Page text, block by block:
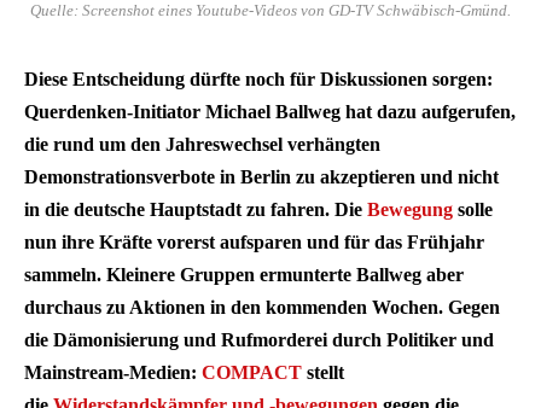
Quelle: Screenshot eines Youtube-Videos von GD-TV Schwäbisch-Gmünd.
Diese Entscheidung dürfte noch für Diskussionen sorgen:
Querdenken-Initiator Michael Ballweg hat dazu aufgerufen,
die rund um den Jahreswechsel verhängten
Demonstrationsverbote in Berlin zu akzeptieren und nicht
in die deutsche Hauptstadt zu fahren. Die Bewegung solle
nun ihre Kräfte vorerst aufsparen und für das Frühjahr
sammeln. Kleinere Gruppen ermunterte Ballweg aber
durchaus zu Aktionen in den kommenden Wochen. Gegen
die Dämonisierung und Rufmorderei durch Politiker und
Mainstream-Medien: COMPACT stellt